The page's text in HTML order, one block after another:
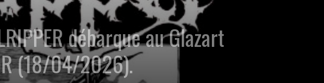
débarque au Glazart
(18/04/2026).